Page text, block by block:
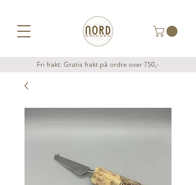
Fri frakt: Gratis frakt på ordre over 750,-